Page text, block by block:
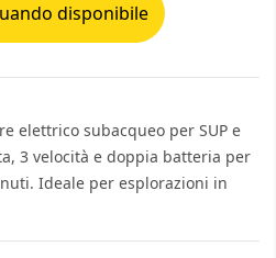
disponibile
elettrico subacqueo per SUP e
3 velocità e doppia batteria per
Ideale per esplorazioni in